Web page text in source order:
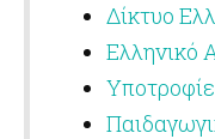
Δίκτυο
Ελληνικό